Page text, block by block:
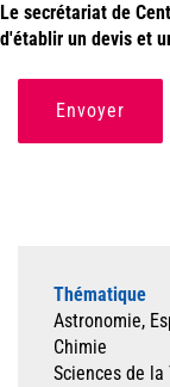
Le secrétariat de
d'établir un devis et
Envoyer
Thématique
Astronomie,
Chimie
Sciences de la